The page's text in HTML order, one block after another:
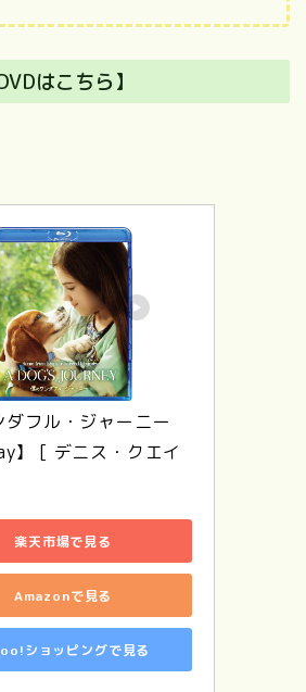
はこちら】
ダフル・ジャーニー
】 [ デニス・クエイ
楽天市場で見る
Amazonで見る
ショッピングで見る